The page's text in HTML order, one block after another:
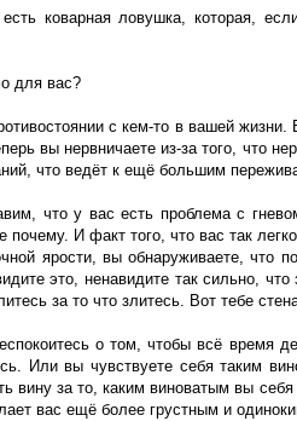
коварная ловушка, которая,
для вас?
с кем-то в вашей
вы нервничаете из-за того, что
что ведёт к ещё большим
что у вас есть проблема с
почему. И факт того, что вас так
ярости, вы обнаруживаете, что
это, ненавидите так сильно,
за то что злитесь. Вот тебе
о том, чтобы всё время
Или вы чувствуете себя таким
вину за то, каким виноватым вы
вас ещё более грустным и